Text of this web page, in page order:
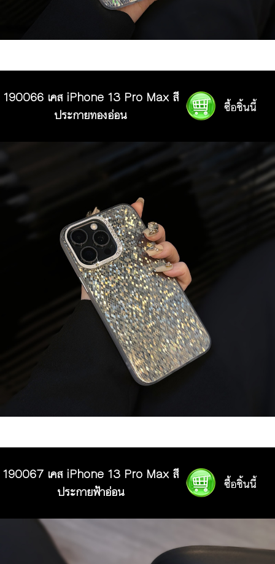
190066 เคส iPhone 13 Pro Max สี
ประกายทองอ่อน
190067 เคส iPhone 13 Pro Max สี
ประกายฟ้าอ่อน